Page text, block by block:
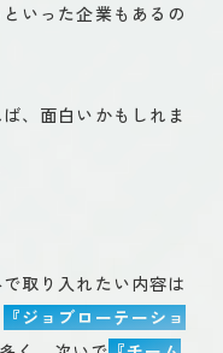
いった企業もあるの
、面白いかもしれま
取り入れたい内容は
『ジョブローテーショ